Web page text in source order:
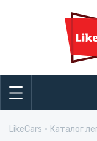
LikeCars Каталог